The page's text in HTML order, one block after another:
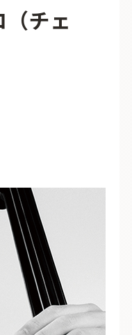
こうの音楽家
過去の特集
ール わ
チェ